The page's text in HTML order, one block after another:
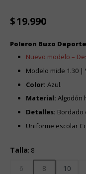
4.00
de 5 en
de un
cliente
$19.990
Poleron Buzo
Nuevo modelo –
Modelo mide 1.30 |
Color: Azul.
Material: Algodón
Detalles: Bordado
Uniforme escolar
Talla: 8
6 8 10